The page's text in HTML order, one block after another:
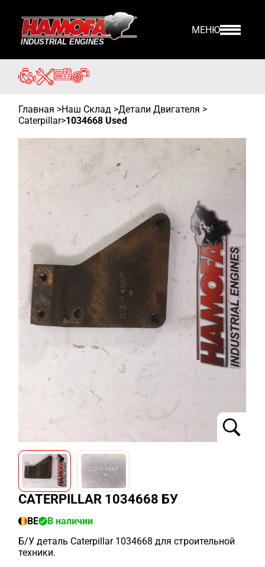
МЕНЮ
Главная >Наш Склад >Детали Двигателя >
Caterpillar>1034668 Used
CATERPILLAR 1034668 БУ
BE
В наличии
Б/У деталь Caterpillar 1034668 для строительной
техники.